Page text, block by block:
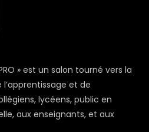
» est un salon tourné vers la
et de
lycéens, public en
aux enseignants, et aux